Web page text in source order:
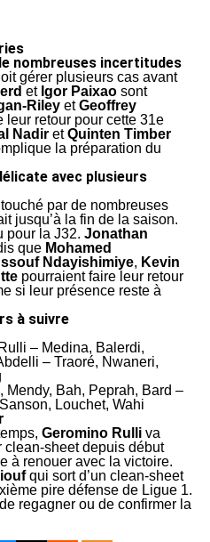
nombreuses incertitudes
gérer plusieurs cas avant
et Igor Paixaosont
RileyetGeoffrey
retour pour cette 31e
NadiretQuinten Timber
la préparation du
avec plusieurs
par de nombreuses
jusqu’à la fin de la saison.
pour la J32. Jonathan
que Mohamed
Ndayishimiye, Kevin
pourraient faire leur retour
si leur présence reste à
à suivre
Rulli – Medina, Balerdi,
– Traoré, Nwaneri,
Mendy, Bah, Peprah, Bard –
Louchet, Wahi
Geromino Rulliva
clean-sheet depuis début
à renouer avec la victoire.
qui sort d’un clean-sheet
pire défense de Ligue 1.
regagner ou de confirmer la